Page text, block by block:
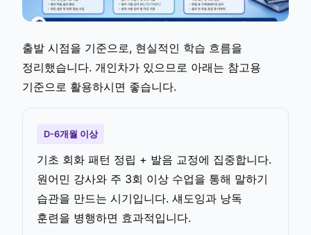
출발 시점을 기준으로, 현실적인 학습 흐름을
정리했습니다. 개인차가 있으므로 아래는 참고용
기준으로 활용하시면 좋습니다.
D-6개월 이상
기초 회화 패턴 정립 + 발음 교정에 집중합니다.
원어민 강사와 주 3회 이상 수업을 통해 말하기
습관을 만드는 시기입니다. 섀도잉과 낭독
훈련을 병행하면 효과적입니다.